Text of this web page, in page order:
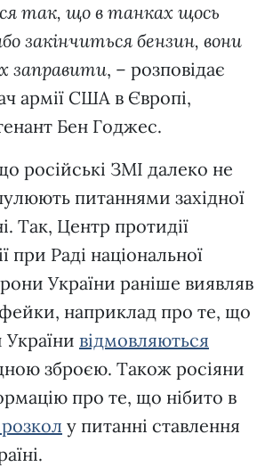
так, що в танках щось
закінчиться бензин, вони
заправити, – розповідає
армії США в Європі,
Бен Годжес.
російські ЗМІ далеко не
питаннями західної
Так, Центр протидії
при Раді національної
України раніше виявляв
фейки, наприклад про те, що
відмовляються
зброєю. Також росіяни
про те, що нібито в
у питанні ставлення